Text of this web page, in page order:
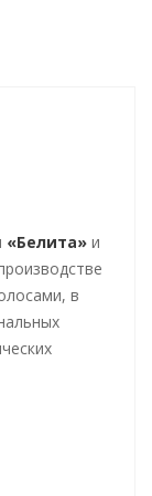
«Белита» и
в